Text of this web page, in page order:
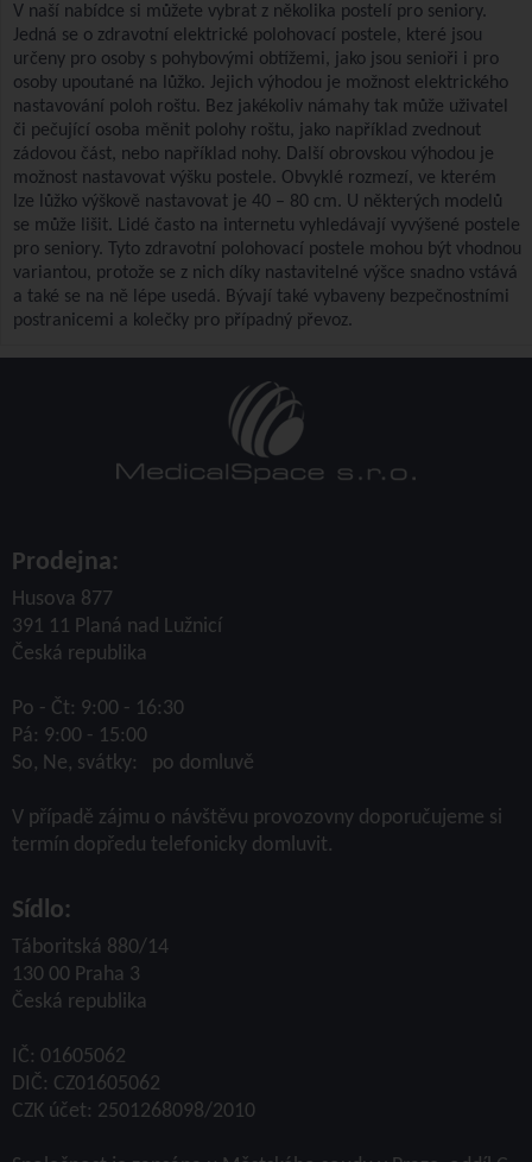
V naší nabídce si můžete vybrat z několika postelí pro seniory.
Jedná se o zdravotní elektrické polohovací postele, které jsou
určeny pro osoby s pohybovými obtížemi, jako jsou senioři i pro
osoby upoutané na lůžko. Jejich výhodou je možnost elektrického
nastavování poloh roštu. Bez jakékoliv námahy tak může uživatel
či pečující osoba měnit polohy roštu, jako například zvednout
zádovou část, nebo například nohy. Další obrovskou výhodou je
možnost nastavovat výšku postele. Obvyklé rozmezí, ve kterém
lze lůžko výškově nastavovat je 40 – 80 cm. U některých modelů
se může lišit. Lidé často na internetu vyhledávají vyvýšené postele
pro seniory. Tyto zdravotní polohovací postele mohou být vhodnou
variantou, protože se z nich díky nastavitelné výšce snadno vstává
a také se na ně lépe usedá. Bývají také vybaveny bezpečnostními
postranicemi a kolečky pro případný převoz.
Prodejna:
Husova 877
391 11 Planá nad Lužnicí
Česká republika
Po - Čt: 9:00 - 16:30
Pá: 9:00 - 15:00
So, Ne, svátky: po domluvě
V případě zájmu o návštěvu provozovny doporučujeme si
termín dopředu telefonicky domluvit.
Sídlo:
Táboritská 880/14
130 00 Praha 3
Česká republika
IČ: 01605062
DIČ: CZ01605062
CZK účet: 2501268098/2010